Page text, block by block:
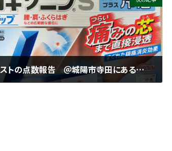
テストの点数報告 ＠城陽市寺田にある個別指導塾 勉楽個別【城陽中・西城陽中・北城陽中・南城陽中・東城陽中】